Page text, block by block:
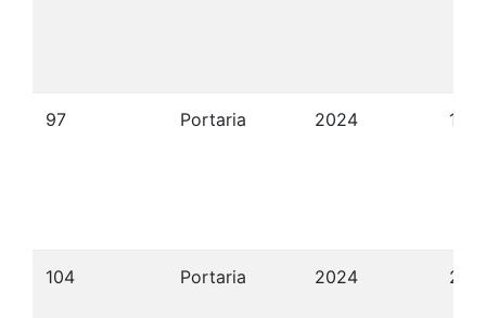
97 Portaria 2024 18/
104 Portaria 2024 25/